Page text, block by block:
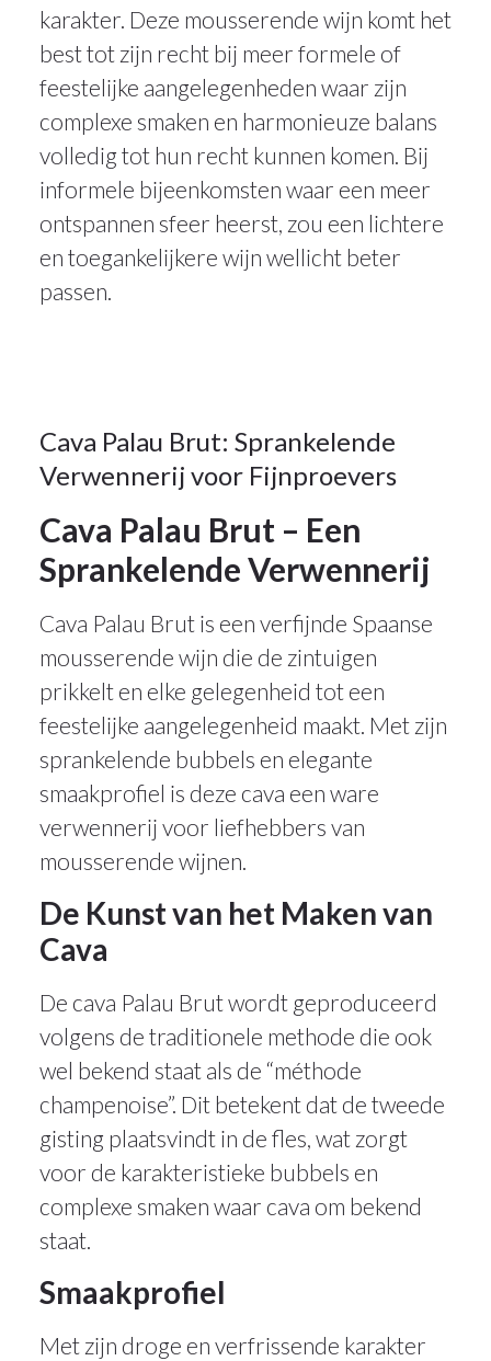
karakter. Deze mousserende wijn komt het
best tot zijn recht bij meer formele of
feestelijke aangelegenheden waar zijn
complexe smaken en harmonieuze balans
volledig tot hun recht kunnen komen. Bij
informele bijeenkomsten waar een meer
ontspannen sfeer heerst, zou een lichtere
en toegankelijkere wijn wellicht beter
passen.
20
20mei
2025
Cava Palau Brut: Sprankelende
Verwennerij voor Fijnproevers
Cava Palau Brut – Een
Sprankelende Verwennerij
Cava Palau Brut is een verfijnde Spaanse
mousserende wijn die de zintuigen
prikkelt en elke gelegenheid tot een
feestelijke aangelegenheid maakt. Met zijn
sprankelende bubbels en elegante
smaakprofiel is deze cava een ware
verwennerij voor liefhebbers van
mousserende wijnen.
De Kunst van het Maken van
Cava
De cava Palau Brut wordt geproduceerd
volgens de traditionele methode die ook
wel bekend staat als de “méthode
champenoise”. Dit betekent dat de tweede
gisting plaatsvindt in de fles, wat zorgt
voor de karakteristieke bubbels en
complexe smaken waar cava om bekend
staat.
Smaakprofiel
Met zijn droge en verfrissende karakter